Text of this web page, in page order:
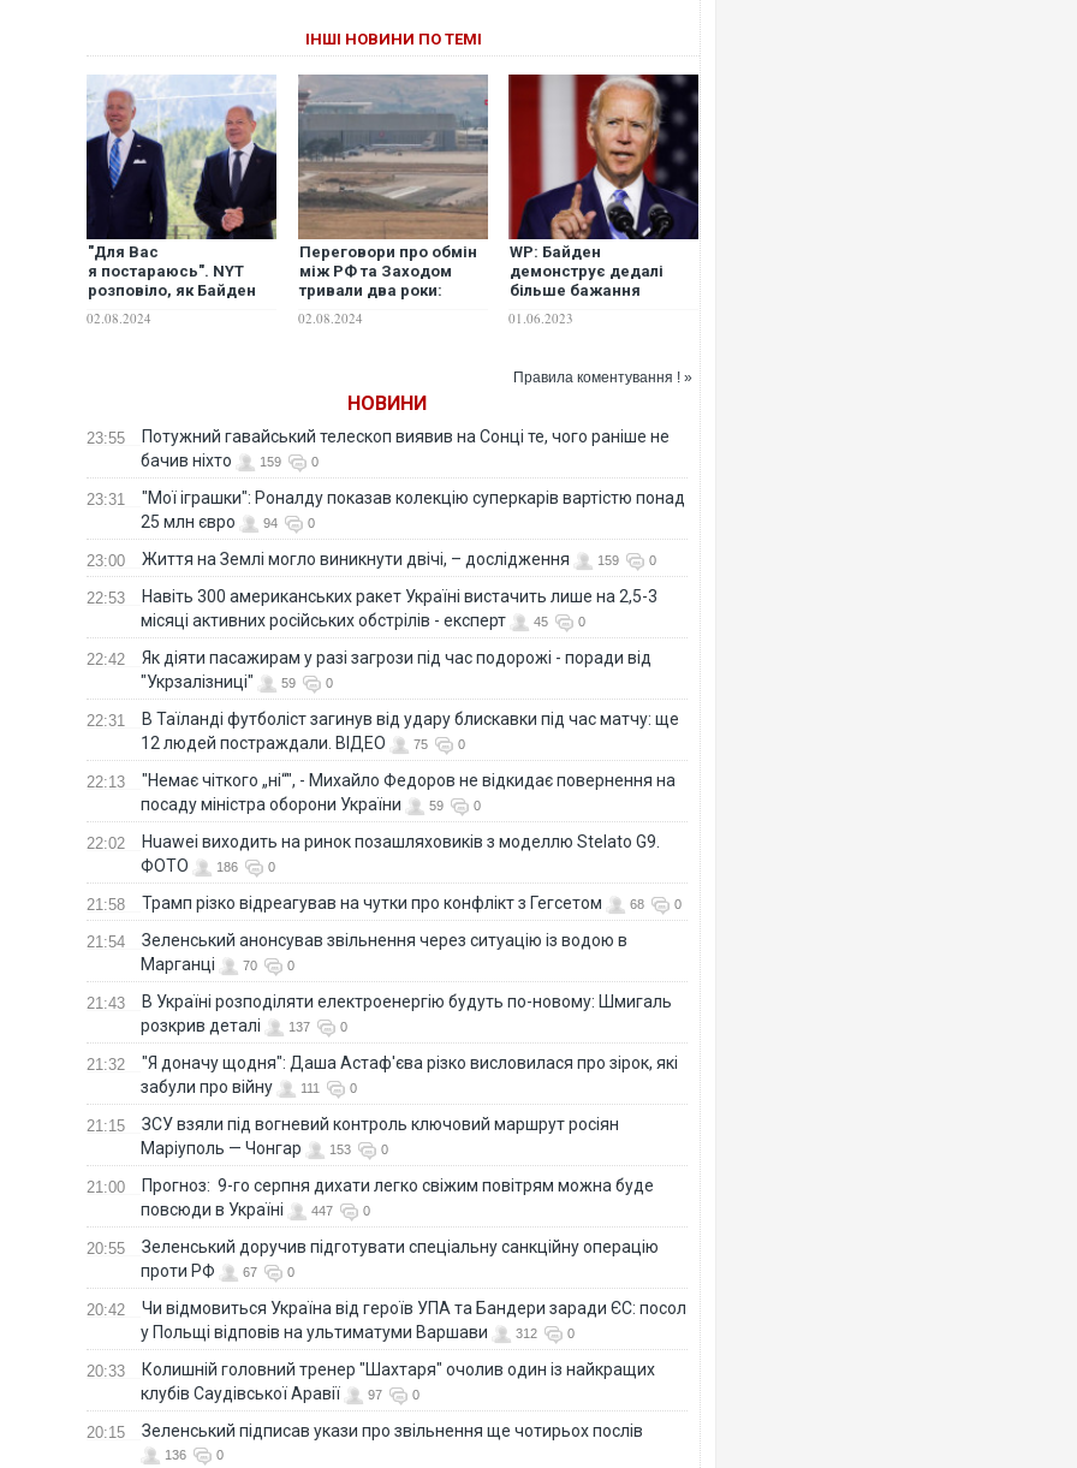
ІНШІ НОВИНИ ПО ТЕМІ
"Для Вас
я постараюсь". NYT
розповіло, як Байден
видати Росії
02.08.2024
Переговори про обмін
між РФ та Заходом
тривали два роки:
деталі
02.08.2024
WP: Байден
демонструє дедалі
більше бажання
лінії Путіна
01.06.2023
Правила коментування ! »
НОВИНИ
23:55
Потужний гавайський телескоп виявив на Сонці те, чого раніше не
бачив ніхто
159 0
23:31
"Мої іграшки": Роналду показав колекцію суперкарів вартістю понад
25 млн євро
94 0
23:00 Життя на Землі могло виникнути двічі, – дослідження 159 0
22:53
Навіть 300 американських ракет Україні вистачить лише на 2,5-3
місяці активних російських обстрілів - експерт
45 0
22:42
Як діяти пасажирам у разі загрози під час подорожі - поради від
"Укрзалізниці"
59 0
22:31
В Таїланді футболіст загинув від удару блискавки під час матчу: ще
12 людей постраждали. ВІДЕО
75 0
22:13
"Немає чіткого „ні“", - Михайло Федоров не відкидає повернення на
посаду міністра оборони України
59 0
22:02
Huawei виходить на ринок позашляховиків з моделлю Stelato G9.
ФОТО
186 0
21:58 Трамп різко відреагував на чутки про конфлікт з Гегсетом 68 0
21:54
Зеленський анонсував звільнення через ситуацію із водою в
Марганці
70 0
21:43
В Україні розподіляти електроенергію будуть по-новому: Шмигаль
розкрив деталі
137 0
21:32
"Я доначу щодня": Даша Астаф'єва різко висловилася про зірок, які
забули про війну
111 0
21:15
ЗСУ взяли під вогневий контроль ключовий маршрут росіян
Маріуполь — Чонгар
153 0
21:00
Прогноз: 9-го серпня дихати легко свіжим повітрям можна буде
повсюди в Україні
447 0
20:55
Зеленський доручив підготувати спеціальну санкційну операцію
проти РФ
67 0
20:42
Чи відмовиться Україна від героїв УПА та Бандери заради ЄС: посол
у Польщі відповів на ультиматуми Варшави
312 0
20:33
Колишній головний тренер "Шахтаря" очолив один із найкращих
клубів Саудівської Аравії
97 0
20:15 Зеленський підписав укази про звільнення ще чотирьох послів
136 0
Росія атакувала Суми КАБами:
торговельний центр, будинки, є
Топпосадовцю Повітряних Сил